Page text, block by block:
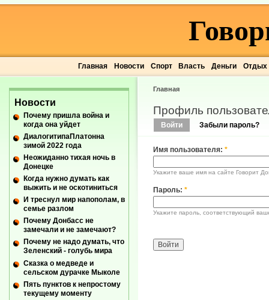
Главная Новости Спорт Власть Деньги Отдых
Главная
Профиль
Войти Забыли пароль?
Имя пользователя: *
Укажите ваше имя на сайте Говорит
Пароль: *
Укажите пароль, соответствующий
Новости
Почему пришла война и
когда она уйдет
ДиалогитипаПлатонна
зимой 2022 года
Неожиданно тихая ночь в
Донецке
Когда нужно думать как
выжить и не оскотиниться
И треснул мир напополам, в
семье разлом
Почему Донбасс не
замечали и не замечают?
Почему не надо думать, что
Зеленский - голубь мира
Сказка о медведе и
сельском дурачке Мыколе
Пять пунктов к непростому
текущему моменту